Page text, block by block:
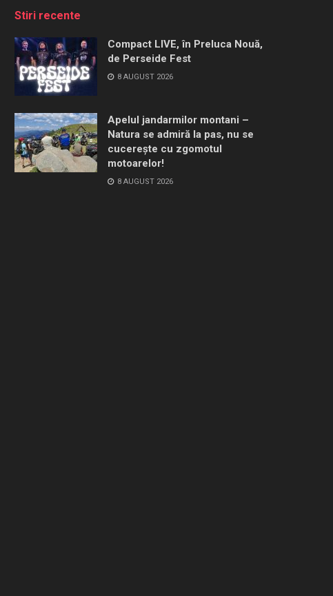
Stiri recente
Compact LIVE, în Preluca Nouă,
de Perseide Fest
8 AUGUST 2026
Apelul jandarmilor montani –
Natura se admiră la pas, nu se
cucerește cu zgomotul
motoarelor!
8 AUGUST 2026